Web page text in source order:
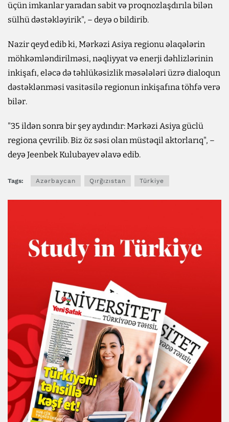
üçün imkanlar yaradan sabit və proqnozlaşdırıla bilən
sülhü dəstəkləyirik", – deyə o bildirib.
Nazir qeyd edib ki, Mərkəzi Asiya regionu əlaqələrin
möhkəmləndirilməsi, nəqliyyat və enerji dəhlizlərinin
inkişafı, eləcə də təhlükəsizlik məsələləri üzrə dialoqun
dəstəklənməsi vasitəsilə regionun inkişafına töhfə verə
bilər.
"35 ildən sonra bir şey aydındır: Mərkəzi Asiya güclü
regiona çevrilib. Biz öz səsi olan müstəqil aktorlarıq", –
deyə Jeenbek Kulubayev əlavə edib.
Tags: Azərbaycan Qırğızıstan Türkiye